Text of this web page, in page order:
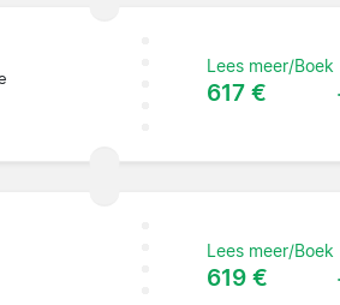
Lees meer/Boek
617 €
Lees meer/Boek
619 €